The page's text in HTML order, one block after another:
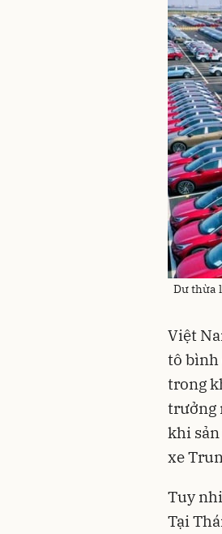
Dư thừa
Việt
tô bình
trong
trưởng
khi
xe
Tuy
Tại